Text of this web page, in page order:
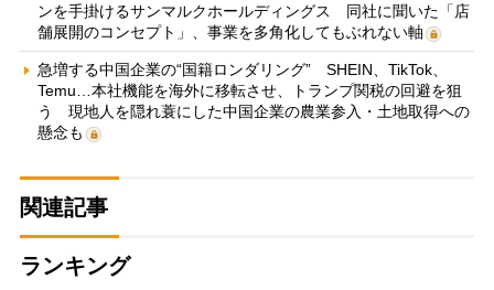
ンを手掛けるサンマルクホールディングス 同社に聞いた「店
舗展開のコンセプト」、事業を多角化してもぶれない軸
急増する中国企業の“国籍ロンダリング” SHEIN、TikTok、
Temu…本社機能を海外に移転させ、トランプ関税の回避を狙
う 現地人を隠れ蓑にした中国企業の農業参入・土地取得への
懸念も
関連記事
ランキング